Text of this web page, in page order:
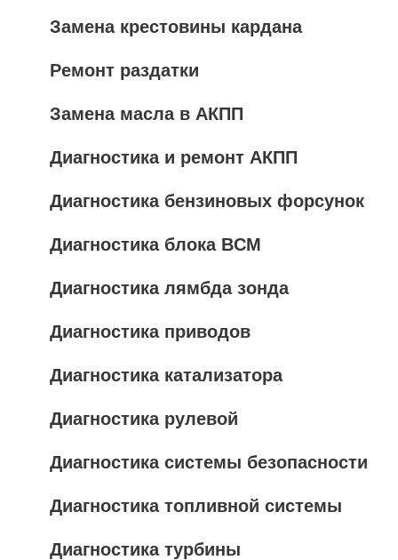
Замена крестовины кардана
Ремонт раздатки
Замена масла в АКПП
Диагностика и ремонт АКПП
Диагностика бензиновых форсунок
Диагностика блока BCM
Диагностика лямбда зонда
Диагностика приводов
Диагностика катализатора
Диагностика рулевой
Диагностика системы безопасности
Диагностика топливной системы
Диагностика турбины